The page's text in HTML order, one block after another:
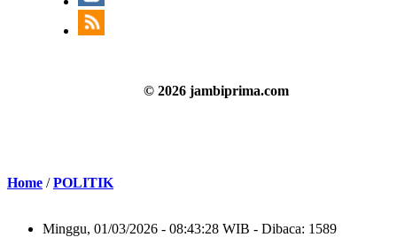
© 2026 jambiprima.com
Home /POLITIK
Minggu, 01/03/2026 - 08:43:28 WIB - Dibaca: 1589